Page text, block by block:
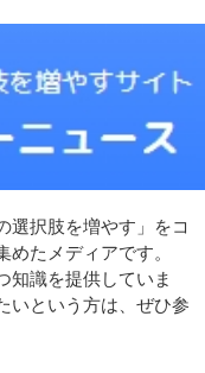
選択肢を増やす」をコ
たメディアです。
知識を提供していま
いという方は、ぜひ参